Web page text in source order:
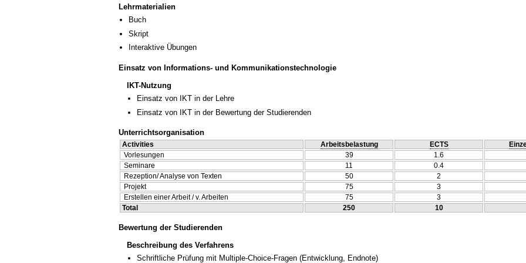
Lehrmaterialien
Buch
Skript
Interaktive Übungen
Einsatz von Informations- und Kommunikationstechnologie
IKT-Nutzung
Einsatz von IKT in der Lehre
Einsatz von IKT in der Bewertung der Studierenden
Unterrichtsorganisation
Activities Arbeitsbelastung ECTS
Vorlesungen
39 1.6
Seminare
11
0.4
Rezeption/ Analyse von Texten
50
2
Projekt
75 3
Erstellen einer Arbeit / v. Arbeiten
75 3
Total
250 10
Bewertung der Studierenden
Beschreibung des Verfahrens
Schriftliche Prüfung mit Multiple-Choice-Fragen (Entwicklung, Endnote)